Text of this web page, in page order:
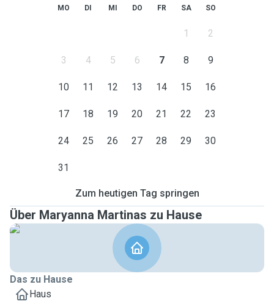
MO DI MI DO FR SA SO
1 2
3 4 5 6 7 8 9
10 11 12 13 14 15 16
17 18 19 20 21 22 23
24 25 26 27 28 29 30
31
Zum heutigen Tag springen
Über Maryanna Martinas zu Hause
Das zu Hause
Haus